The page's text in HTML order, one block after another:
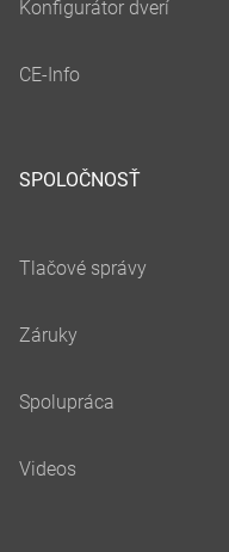
SPOLOČNOSŤ